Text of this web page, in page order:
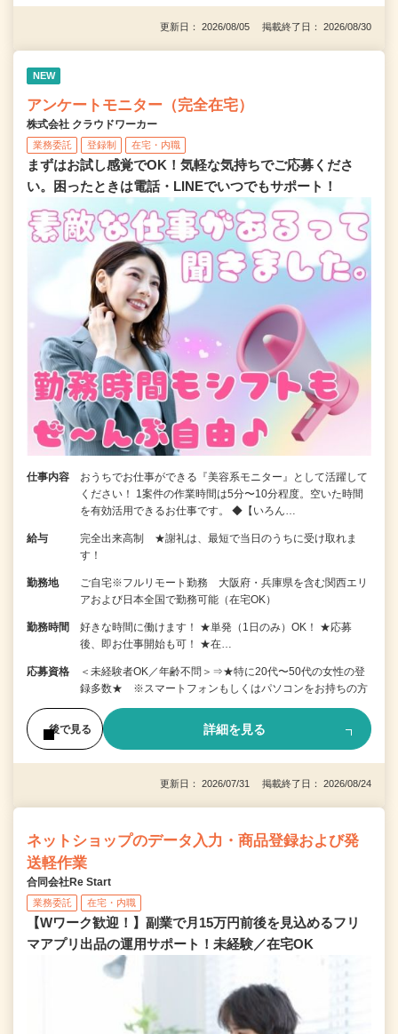
更新日： 2026/08/05 掲載終了日： 2026/08/30
NEW
アンケートモニター（完全在宅）
株式会社 クラウドワーカー
業務委託 登録制 在宅・内職
まずはお試し感覚でOK！気軽な気持ちでご応募くださ
い。困ったときは電話・LINEでいつでもサポート！
仕事内容
おうちでお仕事ができる『美容系モニター』として活躍して
ください！ 1案件の作業時間は5分〜10分程度。空いた時間
を有効活用できるお仕事です。 ◆【いろん…
給与
完全出来高制 ★謝礼は、最短で当日のうちに受け取れま
す！
勤務地
ご自宅※フルリモート勤務 大阪府・兵庫県を含む関西エリ
アおよび日本全国で勤務可能（在宅OK）
勤務時間
好きな時間に働けます！ ★単発（1日のみ）OK！ ★応募
後、即お仕事開始も可！ ★在…
応募資格
＜未経験者OK／年齢不問＞⇒★特に20代〜50代の女性の登
録多数★ ※スマートフォンもしくはパソコンをお持ちの方
後で見る 詳細を見る
更新日： 2026/07/31 掲載終了日： 2026/08/24
ネットショップのデータ入力・商品登録および発
送軽作業
合同会社Re Start
業務委託 在宅・内職
【Wワーク歓迎！】副業で月15万円前後を見込めるフリ
マアプリ出品の運用サポート！未経験／在宅OK